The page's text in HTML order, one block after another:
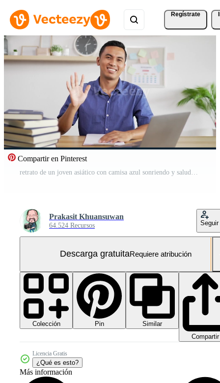
Regístrate
Compartir en Pinterest
Prakasit Khuansuwan
64.524 Recursos Seguir
Descarga gratuitaRequiere atribución
Colección Pin
Similar
Compartir
Licencia Gratis
¿Qué es esto?
Más información